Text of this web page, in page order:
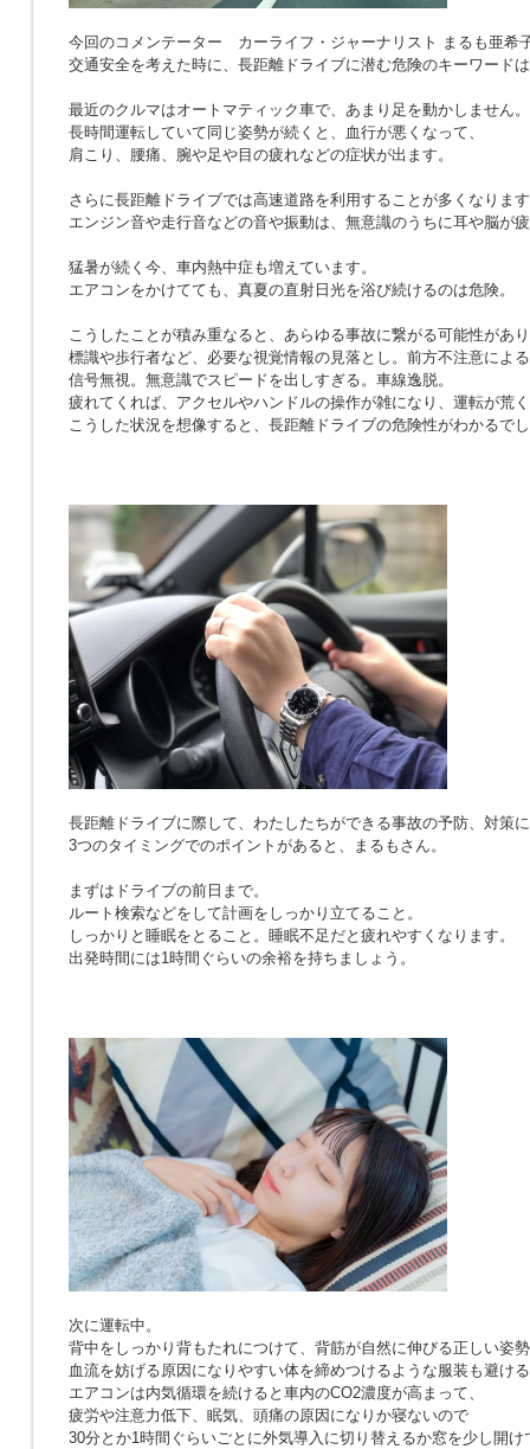
今回のコメンテーター カーライフ・ジャーナリスト まるも亜希
交通安全を考えた時に、長距離ドライブに潜む危険のキーワード
最近のクルマはオートマティック車で、あまり足を動かしません。
長時間運転していて同じ姿勢が続くと、血行が悪くなって、
肩こり、腰痛、腕や足や目の疲れなどの症状が出ます。
さらに長距離ドライブでは高速道路を利用することが多くなりま
エンジン音や走行音などの音や振動は、無意識のうちに耳や脳が
猛暑が続く今、車内熱中症も増えています。
エアコンをかけてても、真夏の直射日光を浴び続けるのは危険。
こうしたことが積み重なると、あらゆる事故に繋がる可能性があ
標識や歩行者など、必要な視覚情報の見落とし。前方不注意によ
信号無視。無意識でスピードを出しすぎる。車線逸脱。
疲れてくれば、アクセルやハンドルの操作が雑になり、運転が荒
こうした状況を想像すると、長距離ドライブの危険性がわかるで
長距離ドライブに際して、わたしたちができる事故の予防、対策
3つのタイミングでのポイントがあると、まるもさん。
まずはドライブの前日まで。
ルート検索などをして計画をしっかり立てること。
しっかりと睡眠をとること。睡眠不足だと疲れやすくなります。
出発時間には1時間ぐらいの余裕を持ちましょう。
次に運転中。
背中をしっかり背もたれにつけて、背筋が自然に伸びる正しい姿
血流を妨げる原因になりやすい体を締めつけるような服装も避け
エアコンは内気循環を続けると車内のCO2濃度が高まって、
疲労や注意力低下、眠気、頭痛の原因になりか寝ないので
30分とか1時間ぐらいごとに外気導入に切り替えるか窓を少し開け